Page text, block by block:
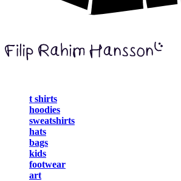
t shirts
hoodies
sweatshirts
hats
bags
kids
footwear
art